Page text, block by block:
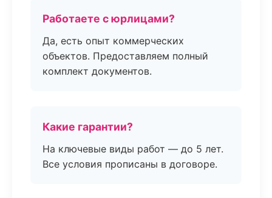
Работаете с юрлицами?
Да, есть опыт коммерческих
объектов. Предоставляем полный
комплект документов.
Какие гарантии?
На ключевые виды работ — до 5 лет.
Все условия прописаны в договоре.